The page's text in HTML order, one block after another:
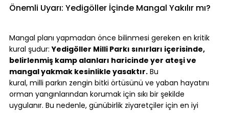
Önemli Uyarı: Yedigöller İçinde Mangal Yakılır mı?
Mangal planı yapmadan önce bilinmesi gereken en kritik
kural şudur: Yedigöller Milli Parkı sınırları içerisinde,
belirlenmiş kamp alanları haricinde yer ateşi ve
mangal yakmak kesinlikle yasaktır. Bu
kural, milli parkın zengin bitki örtüsünü ve yaban hayatını
orman yangınlarından korumak için sıkı bir şekilde
uygulanır. Bu nedenle, günübirlik ziyaretçiler için en iyi